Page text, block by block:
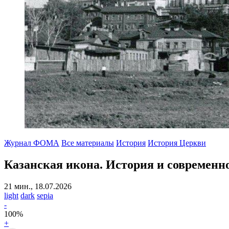
Журнал ФОМА Все материалы История История Церкви
Казанская икона. История и
21 мин., 18.07.2026
light dark sepia
-
100%
+